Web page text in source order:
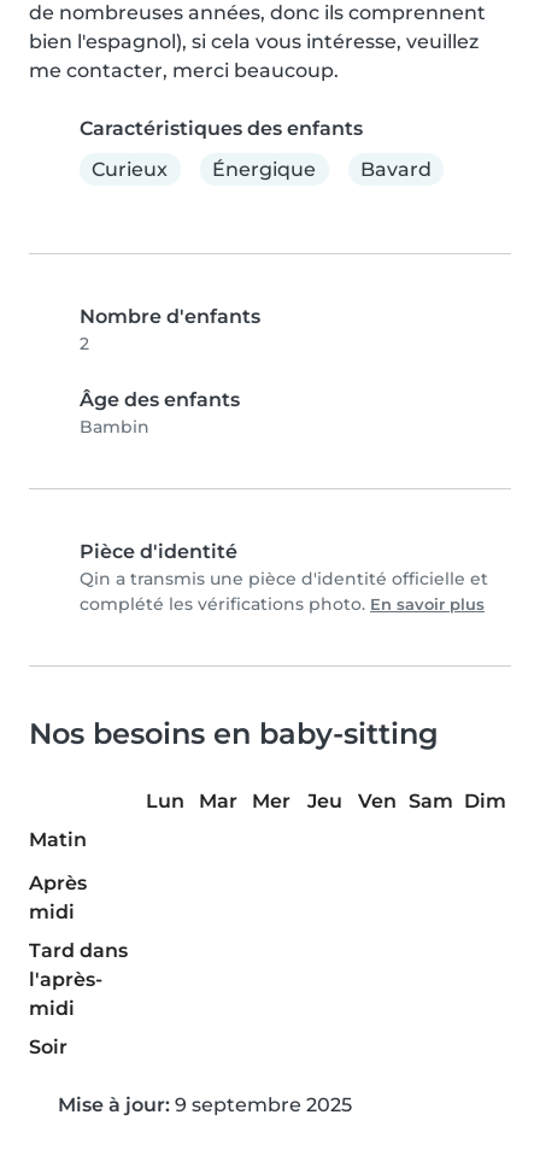
de nombreuses années, donc ils comprennent
bien l'espagnol), si cela vous intéresse, veuillez
me contacter, merci beaucoup.
Caractéristiques des enfants
Curieux
Énergique Bavard
Nombre d'enfants
2
Âge des enfants
Bambin
Pièce d'identité
Qin a transmis une pièce d'identité officielle et
complété les vérifications photo. En savoir plus
Nos besoins en baby-sitting
Lun Mar Mer Jeu Ven Sam Dim
Matin
Après
midi
Tard dans
l'après-
midi
Soir
Mise à jour: 9 septembre 2025